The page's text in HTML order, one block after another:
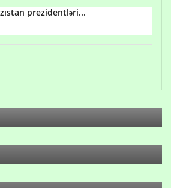
prezidentləri...
şəbəkələrdə söyüş niyə artıb?
- 1937-ci ildən fəaliyyətdə
udmayacaqsan... Sən bilirsən